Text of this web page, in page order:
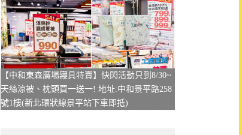
【中和東森廣場寢具特賣】快閃活動只到8/30~
天絲涼被、枕頭買一送一! 地址:中和景平路258
號1樓(新北環狀線景平站下車即抵)